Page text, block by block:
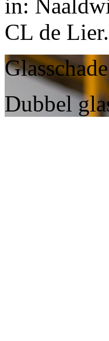
in:
CL de Lier.
Dubbel